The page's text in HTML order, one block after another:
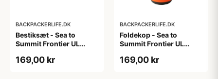
BACKPACKERLIFE.DK
Bestiksæt - Sea to
Summit Frontier UL
stk
169,00 kr
BACKPACKERLIFE.DK
Foldekop - Sea to
Summit Frontier UL
169,00 kr